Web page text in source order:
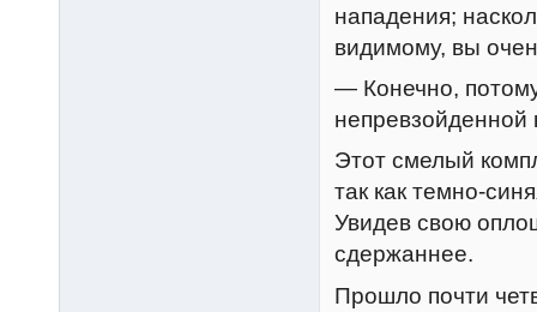
нападения;
видимому, вы
— Конечно,
непревзойденной
Этот смелый
так как темно-
Увидев свою
сдержаннее.
Прошло почти